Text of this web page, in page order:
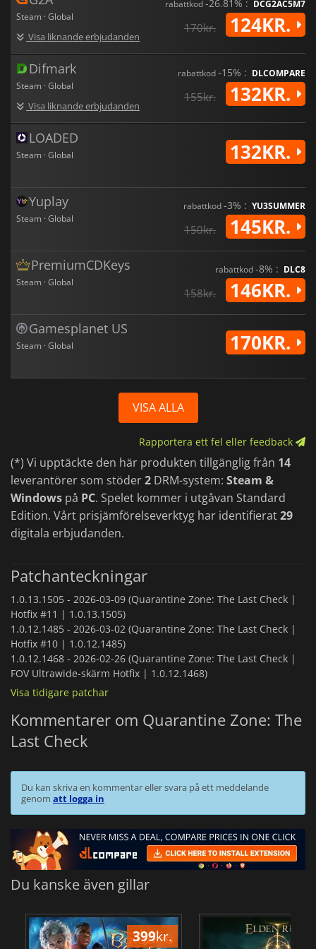
Steam · Global
Visa liknande erbjudanden
rabattkod-26.81% : DCG2AC5M7
170kr. 124KR.
Difmark
Steam · Global
Visa liknande erbjudanden
rabattkod-15% : DLCOMPARE
155kr. 132KR.
LOADED
Steam · Global 132KR.
Yuplay
Steam · Global
rabattkod-3% : YU3SUMMER
150kr. 145KR.
PremiumCDKeys
Steam · Global
rabattkod-8% : DLC8
158kr. 146KR.
Gamesplanet US
Steam · Global 170KR.
VISA ALLA
Rapportera ett fel eller feedback
(*) Vi upptäckte den här produkten tillgänglig från 14
leverantörer som stöder2 DRM-system: Steam &
Windows på PC. Spelet kommer i utgåvan Standard
Edition. Vårt prisjämförelseverktyg har identifierat29
digitala erbjudanden.
Patchanteckningar
1.0.13.1505 - 2026-03-09 (Quarantine Zone: The Last Check |
Hotfix #11 | 1.0.13.1505)
1.0.12.1485 - 2026-03-02 (Quarantine Zone: The Last Check |
Hotfix #10 | 1.0.12.1485)
1.0.12.1468 - 2026-02-26 (Quarantine Zone: The Last Check |
FOV Ultrawide-skärm Hotfix | 1.0.12.1468)
Visa tidigare patchar
Kommentarer om Quarantine Zone: The
Last Check
Du kan skriva en kommentar eller svara på ett meddelande
genom att logga in
Du kanske även gillar
399kr.